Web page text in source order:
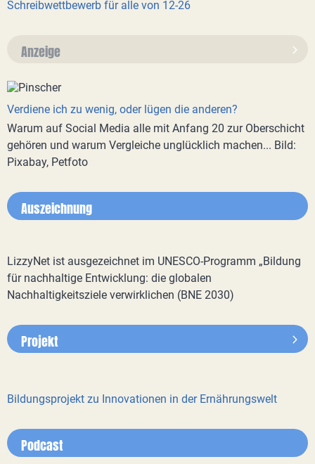
Schreibwettbewerb für alle von 12-26
Anzeige
Verdiene ich zu wenig, oder lügen die anderen?
Warum auf Social Media alle mit Anfang 20 zur Oberschicht
gehören und warum Vergleiche unglücklich machen... Bild:
Pixabay, Petfoto
Auszeichnung
LizzyNet ist ausgezeichnet im UNESCO-Programm „Bildung
für nachhaltige Entwicklung: die globalen
Nachhaltigkeitsziele verwirklichen (BNE 2030)
Projekt
Bildungsprojekt zu Innovationen in der Ernährungswelt
Podcast